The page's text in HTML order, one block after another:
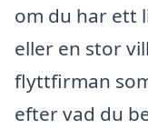
om du har ett
eller en stor
flyttfirman
efter vad du